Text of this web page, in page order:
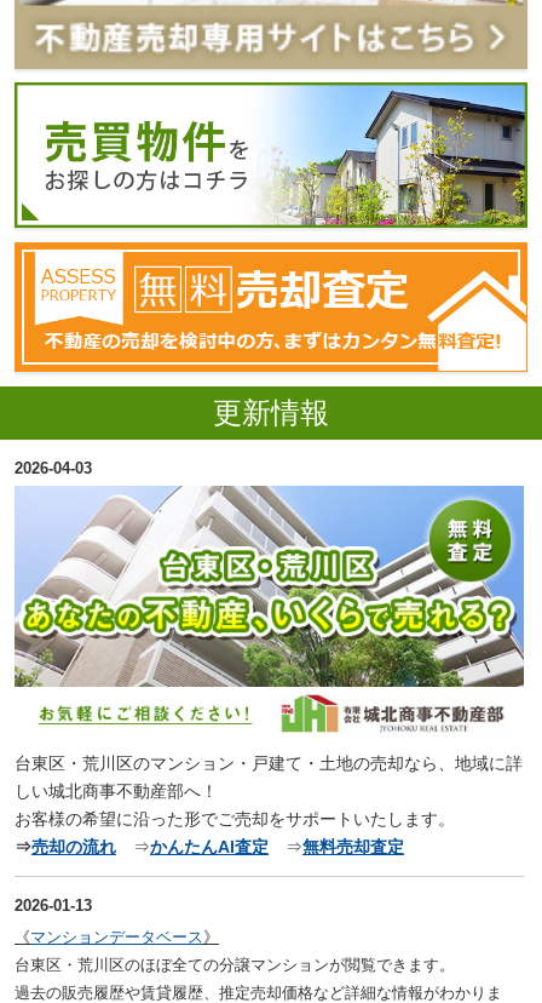
更新情報
2026-04-03
台東区・荒川区のマンション・戸建て・土地の売却なら、地域に詳
しい城北商事不動産部へ！
お客様の希望に沿った形でご売却をサポートいたします。
⇒売却の流れ⇒かんたんAI査定 ⇒無料売却査定
2026-01-13
《マンションデータベース 》
台東区・荒川区のほぼ全ての分譲マンションが閲覧できます 。
過去の販売履歴や賃貸履歴、推定売却価格など詳細な情報がわかりま